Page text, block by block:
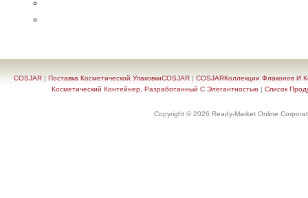
COSJAR | Поставка Косметической УпаковкиCOSJAR | COSJARКоллекции Флаконов И
Косметический Контейнер, Разработанный С Элегантностью | Список
Copyright © 2026 Ready-Market Online